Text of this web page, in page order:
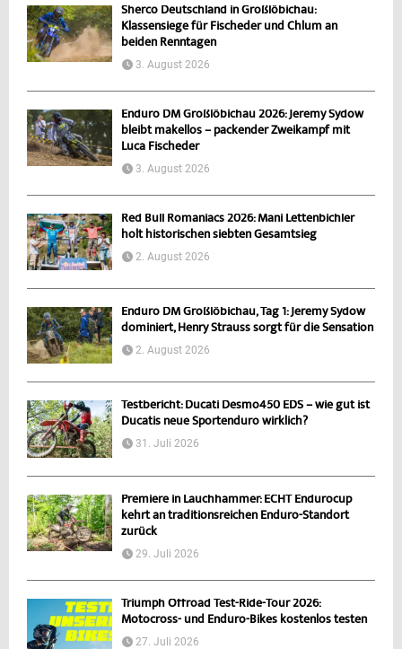
Sherco Deutschland in Großlöbichau:
Klassensiege für Fischeder und Chlum an
beiden Renntagen
3. August 2026
Enduro DM Großlöbichau 2026: Jeremy Sydow
bleibt makellos – packender Zweikampf mit
Luca Fischeder
3. August 2026
Red Bull Romaniacs 2026: Mani Lettenbichler
holt historischen siebten Gesamtsieg
2. August 2026
Enduro DM Großlöbichau, Tag 1: Jeremy Sydow
dominiert, Henry Strauss sorgt für die Sensation
2. August 2026
Testbericht: Ducati Desmo450 EDS – wie gut ist
Ducatis neue Sportenduro wirklich?
31. Juli 2026
Premiere in Lauchhammer: ECHT Endurocup
kehrt an traditionsreichen Enduro-Standort
zurück
29. Juli 2026
Triumph Offroad Test-Ride-Tour 2026:
Motocross- und Enduro-Bikes kostenlos testen
27. Juli 2026